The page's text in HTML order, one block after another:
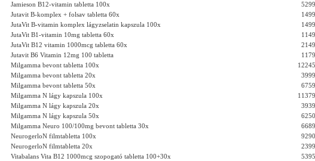
Jamieson B12-vitamin tabletta 100x
Jutavit B-komplex + folsav tabletta 60x
JutaVit B-vitamin komplex lágyzselatin kapszula 100x
JutaVit B1-vitamin 10mg tabletta 60x
JutaVit B12 vitamin 1000mcg tabletta 60x
Jutavit B6 Vitamin 12mg 100 tabletta
Milgamma bevont tabletta 100x
Milgamma bevont tabletta 20x
Milgamma bevont tabletta 50x
Milgamma N lágy kapszula 100x
Milgamma N lágy kapszula 20x
Milgamma N lágy kapszula 50x
Milgamma Neuro 100/100mg bevont tabletta 30x
NeurogerloN filmtabletta 100x
NeurogerloN filmtabletta 20x
Vitabalans Vita B12 1000mcg szopogató tabletta 100+30x